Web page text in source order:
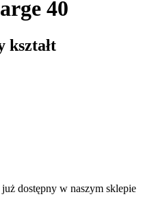
40
kształt
dostępny w naszym sklepie